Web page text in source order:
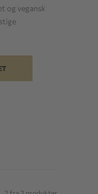
og vegansk